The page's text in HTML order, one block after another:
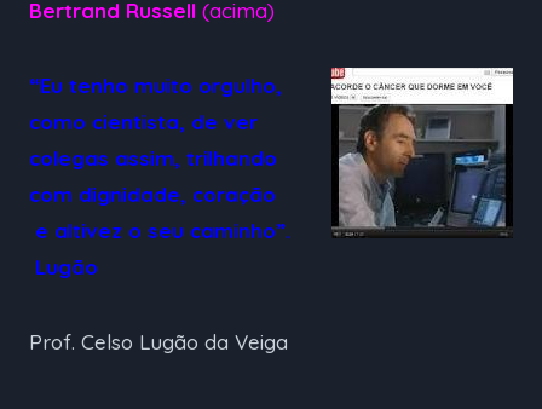
Bertrand Russell (acima)
“Eu tenho muito orgulho,
como cientista, de ver
colegas assim, trilhando
com dignidade, coração
e altivez o seu caminho”.
Lugão
Prof. Celso Lugão da Veiga